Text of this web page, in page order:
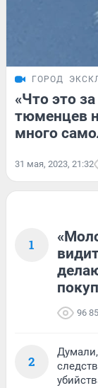
ГОРОД
«Что это
тюменцев
много
31 мая, 2023, 21:32
1
96
2